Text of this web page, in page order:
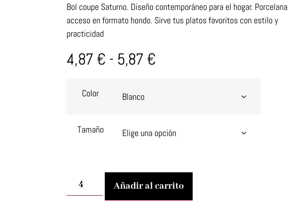
Bol coupe Saturno. Diseño contemporáneo para el hogar. Porcelana
acceso en formato hondo. Sirve tus platos favoritos con estilo y
practicidad
4,87 € - 5,87 €
Color
Tamaño
Añadir al carrito